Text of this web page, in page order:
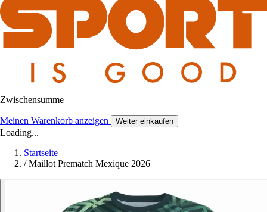
Zwischensumme
Meinen Warenkorb anzeigen Weiter einkaufen
Loading...
Startseite
/ Maillot Prematch Mexique 2026